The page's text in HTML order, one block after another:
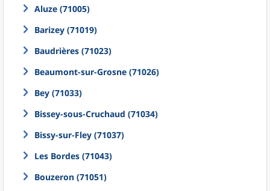
Aluze (71005)
Barizey (71019)
Baudrières (71023)
Beaumont-sur-Grosne (71026)
Bey (71033)
Bissey-sous-Cruchaud (71034)
Bissy-sur-Fley (71037)
Les Bordes (71043)
Bouzeron (71051)